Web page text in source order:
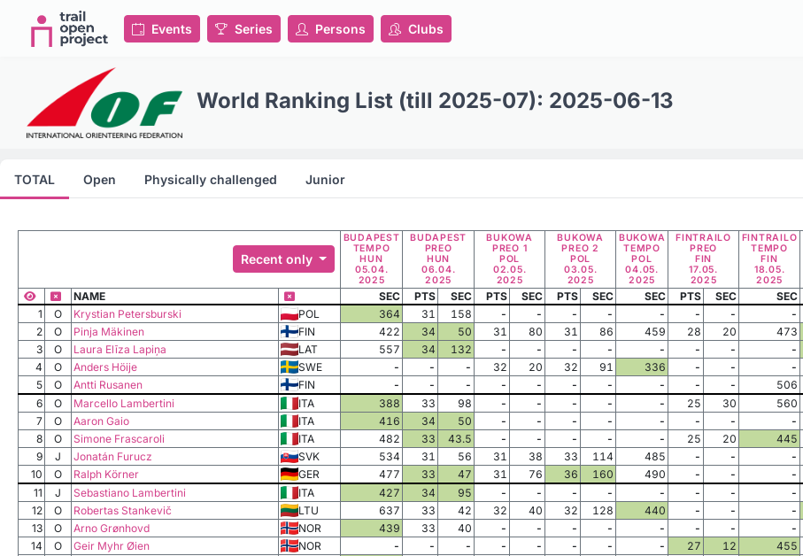
Events Series Persons Clubs
World Ranking List (till 2025-07): 2025-06-13
TOTAL Open Physically challenged Junior
Recent only
BUDAPEST
TEMPO
HUN
05.04.
2025
BUDAPEST
PREO
HUN
06.04.
2025
BUKOWA
PREO 1
POL
02.05.
2025
BUKOWA
PREO 2
POL
03.05.
2025
BUKOWA
TEMPO
POL
04.05.
2025
FINTRAILO
PREO
FIN
17.05.
2025
FINTRAILO
TEMPO
FIN
18.05.
2025
NAME SEC PTS SEC PTS SEC PTS SEC SEC PTS SEC SEC
1
O Krystian Petersburski POL 364 31 158 - - - - - - - -
2
O Pinja Mäkinen FIN 422 34 50 31 80 31 86 459 28 20 473
3
O Laura Elīza Lapiņa LAT 557 34 132 - - - - - - - -
4
O Anders Höije SWE - - - 32 20 32 91 336 - - -
5
O Antti Rusanen FIN - - - - - - - - - - 506
6
O Marcello Lambertini ITA 388 33 98 - - - - - 25 30 560
7
O Aaron Gaio ITA 416 34 50 - - - - - - - -
8
O Simone Frascaroli ITA 482 33 43.5 - - - - - 25 20 445
9
J Jonatán Furucz SVK 534 31 56 31 38 33 114 485 - - -
10
O Ralph Körner GER 477 33 47 31 76 36 160 490 - - -
11
J Sebastiano Lambertini ITA 427 34 95 - - - - - - - -
12
O Robertas Stankevič LTU 637 33 42 32 40 32 128 440 - - -
13
O Arno Grønhovd NOR 439 33 40 - - - - - - - -
14
O Geir Myhr Øien NOR - - - - - - - - 27 12 455